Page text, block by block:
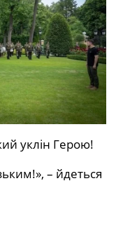
уклін Герою!
– йдеться